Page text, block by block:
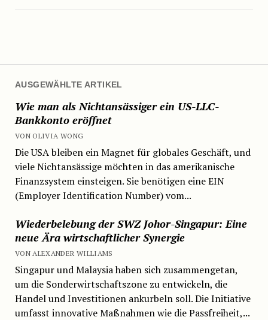
AUSGEWÄHLTE ARTIKEL
Wie man als Nichtansässiger ein US-LLC-
Bankkonto eröffnet
VON OLIVIA WONG
Die USA bleiben ein Magnet für globales Geschäft, und
viele Nichtansässige möchten in das amerikanische
Finanzsystem einsteigen. Sie benötigen eine EIN
(Employer Identification Number) vom...
Wiederbelebung der SWZ Johor-Singapur: Eine
neue Ära wirtschaftlicher Synergie
VON ALEXANDER WILLIAMS
Singapur und Malaysia haben sich zusammengetan,
um die Sonderwirtschaftszone zu entwickeln, die
Handel und Investitionen ankurbeln soll. Die Initiative
umfasst innovative Maßnahmen wie die Passfreiheit,...